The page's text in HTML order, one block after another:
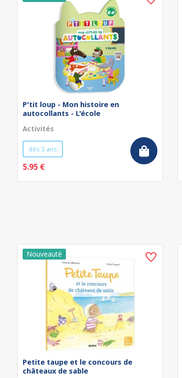
P'tit loup - Mon histoire en
autocollants - L'école
Activités
dès 3 ans
5.95 €
Petite taupe et le concours de
châteaux de sable